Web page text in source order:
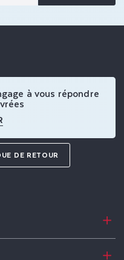
à vous répondre
DE RETOUR